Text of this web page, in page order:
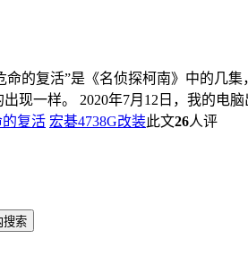
命的复活”是《名侦探柯南》中的几
现一样。 2020年7月12日，我的电
复活 宏碁4738G改装此文26人评